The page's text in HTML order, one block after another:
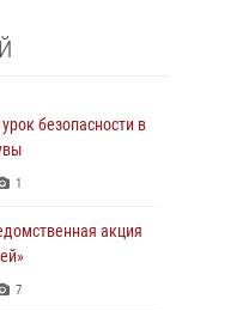
безопасности в
1
акция
7